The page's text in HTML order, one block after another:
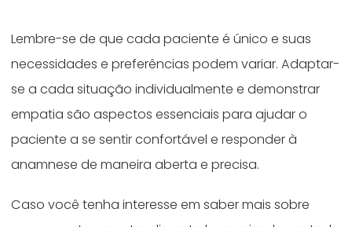
Lembre-se de que cada paciente é único e suas
necessidades e preferências podem variar. Adaptar-
se a cada situação individualmente e demonstrar
empatia são aspectos essenciais para ajudar o
paciente a se sentir confortável e responder à
anamnese de maneira aberta e precisa.
Caso você tenha interesse em saber mais sobre